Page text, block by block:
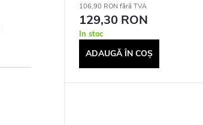
106,90 RON fără TVA
129,30 RON
In stoc
ADAUGĂ ÎN COŞ